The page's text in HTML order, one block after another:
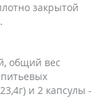
закрытой
общий вес
и 2 капсулы -